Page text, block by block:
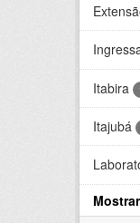
Itabira
Itajubá